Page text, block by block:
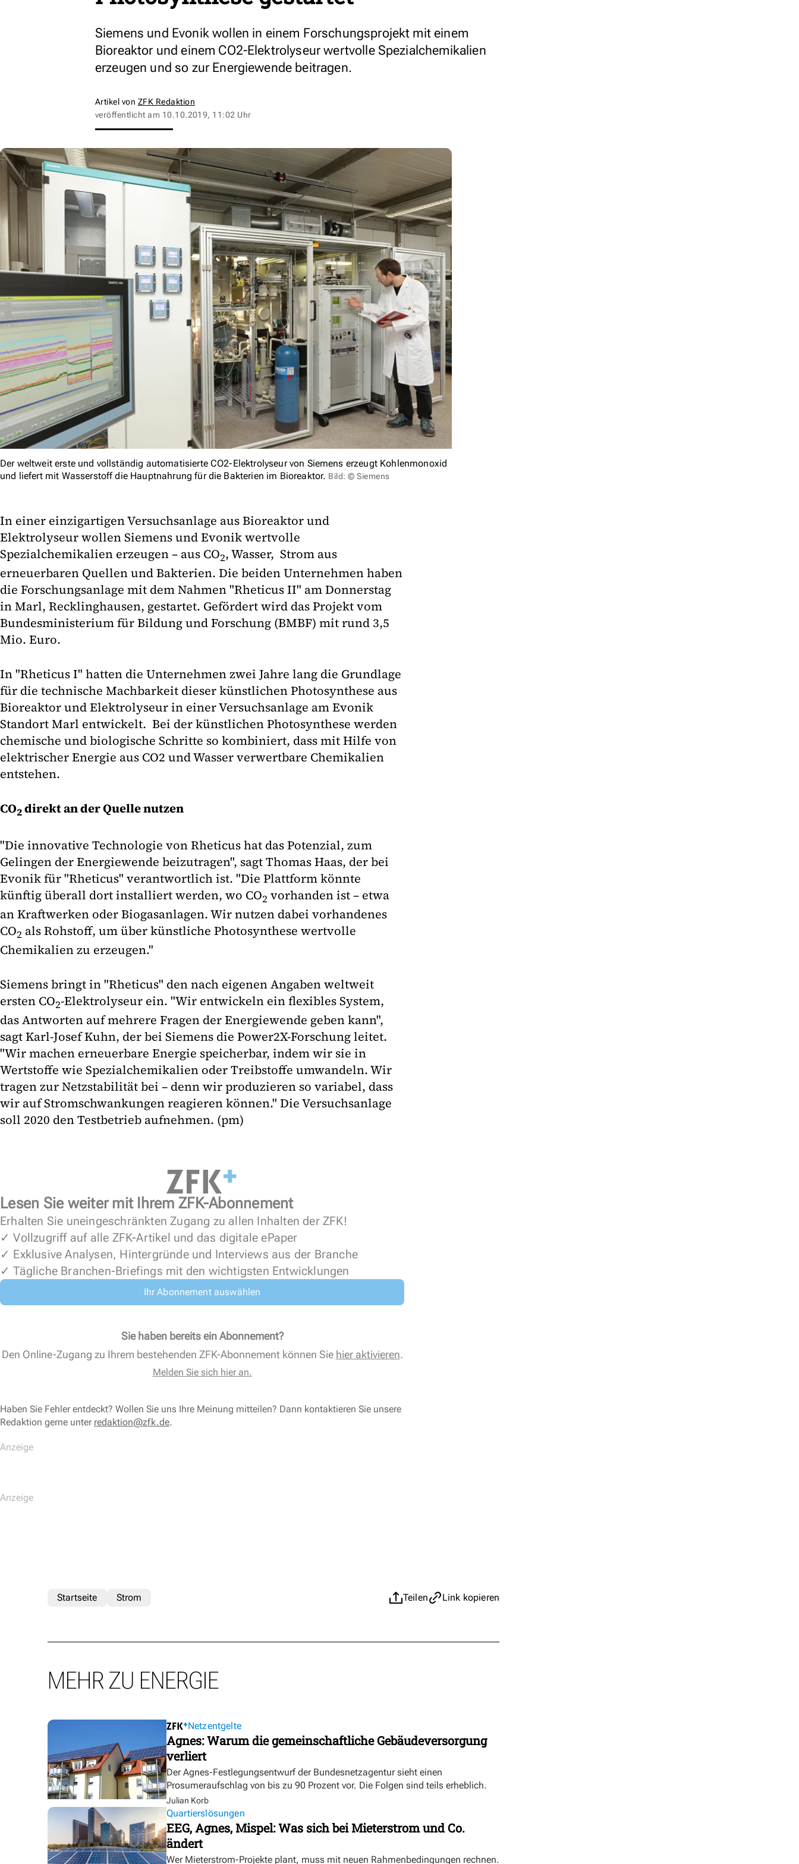
Siemens und Evonik wollen in einem Forschungsprojekt mit einem
Bioreaktor und einem CO2-Elektrolyseur wertvolle Spezialchemikalien
erzeugen und so zur Energiewende beitragen.
Artikel von ZFK Redaktion
veröffentlicht am 10.10.2019, 11:02 Uhr
Der weltweit erste und vollständig automatisierte CO2-Elektrolyseur von Siemens erzeugt Kohlenmonoxid
und liefert mit Wasserstoff die Hauptnahrung für die Bakterien im Bioreaktor. Bild: © Siemens
In einer einzigartigen Versuchsanlage aus Bioreaktor und
Elektrolyseur wollen Siemens und Evonik wertvolle
Spezialchemikalien erzeugen – aus CO2, Wasser, Strom aus
erneuerbaren Quellen und Bakterien. Die beiden Unternehmen haben
die Forschungsanlage mit dem Nahmen "Rheticus II" am Donnerstag
in Marl, Recklinghausen, gestartet. Gefördert wird das Projekt vom
Bundesministerium für Bildung und Forschung (BMBF) mit rund 3,5
Mio. Euro.
In "Rheticus I" hatten die Unternehmen zwei Jahre lang die Grundlage
für die technische Machbarkeit dieser künstlichen Photosynthese aus
Bioreaktor und Elektrolyseur in einer Versuchsanlage am Evonik
Standort Marl entwickelt. Bei der künstlichen Photosynthese werden
chemische und biologische Schritte so kombiniert, dass mit Hilfe von
elektrischer Energie aus CO2 und Wasser verwertbare Chemikalien
entstehen.
CO2direkt an der Quelle nutzen
"Die innovative Technologie von Rheticus hat das Potenzial, zum
Gelingen der Energiewende beizutragen", sagt Thomas Haas, der bei
Evonik für "Rheticus" verantwortlich ist. "Die Plattform könnte
künftig überall dort installiert werden, wo CO2 vorhanden ist – etwa
an Kraftwerken oder Biogasanlagen. Wir nutzen dabei vorhandenes
CO2 als Rohstoff, um über künstliche Photosynthese wertvolle
Chemikalien zu erzeugen."
Siemens bringt in "Rheticus" den nach eigenen Angaben weltweit
ersten CO2-Elektrolyseur ein. "Wir entwickeln ein flexibles System,
das Antworten auf mehrere Fragen der Energiewende geben kann",
sagt Karl-Josef Kuhn, der bei Siemens die Power2X-Forschung leitet.
"Wir machen erneuerbare Energie speicherbar, indem wir sie in
Wertstoffe wie Spezialchemikalien oder Treibstoffe umwandeln. Wir
tragen zur Netzstabilität bei – denn wir produzieren so variabel, dass
wir auf Stromschwankungen reagieren können." Die Versuchsanlage
soll 2020 den Testbetrieb aufnehmen. (pm)
Lesen Sie weiter mit Ihrem ZFK-Abonnement
Erhalten Sie uneingeschränkten Zugang zu allen Inhalten der ZFK!
✓ Vollzugriff auf alle ZFK-Artikel und das digitale ePaper
✓ Exklusive Analysen, Hintergründe und Interviews aus der Branche
✓ Tägliche Branchen-Briefings mit den wichtigsten Entwicklungen
Ihr Abonnement auswählen
Sie haben bereits ein Abonnement?
Den Online-Zugang zu Ihrem bestehenden ZFK-Abonnement können Sie hier aktivieren.
Melden Sie sich hier an.
Haben Sie Fehler entdeckt? Wollen Sie uns Ihre Meinung mitteilen? Dann kontaktieren Sie unsere
Redaktion gerne unter redaktion@zfk.de.
Teilen Link kopieren
Startseite Strom
MEHR ZU ENERGIE
Netzentgelte
Agnes: Warum die gemeinschaftliche Gebäudeversorgung
verliert
Der Agnes-Festlegungsentwurf der Bundesnetzagentur sieht einen
Prosumeraufschlag von bis zu 90 Prozent vor. Die Folgen sind teils erheblich.
Julian Korb
Quartierslösungen
EEG, Agnes, Mispel: Was sich bei Mieterstrom und Co.
ändert
Wer Mieterstrom-Projekte plant, muss mit neuen Rahmenbedingungen rechnen.